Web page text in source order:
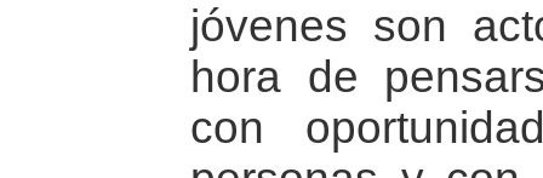
jóvenes son
hora de
con